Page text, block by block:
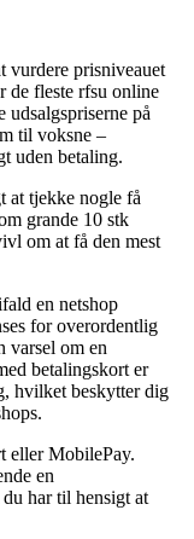
vurdere prisniveauet
de fleste rfsu online
udsalgspriserne på
til voksne –
uden betaling.
tjekke nogle få
grande 10 stk
om at få den mest
en netshop
for overordentlig
varsel om en
betalingskort er
hvilket beskytter dig
eller MobilePay.
en
har til hensigt at